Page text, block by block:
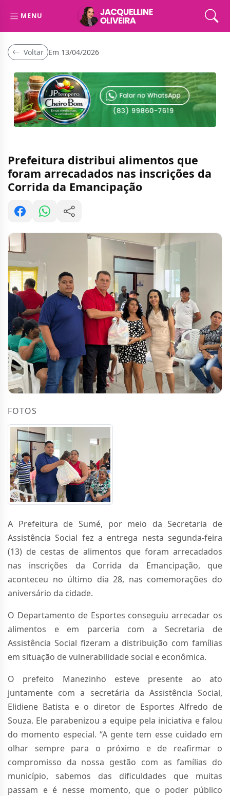
MENU
Voltar Em 13/04/2026
Prefeitura distribui alimentos que
foram arrecadados nas inscrições da
Corrida da Emancipação
FOTOS
A Prefeitura de Sumé, por meio da Secretaria de
Assistência Social fez a entrega nesta segunda-feira
(13) de cestas de alimentos que foram arrecadados
nas inscrições da Corrida da Emancipação, que
aconteceu no último dia 28, nas comemorações do
aniversário da cidade.
O Departamento de Esportes conseguiu arrecadar os
alimentos e em parceria com a Secretaria de
Assistência Social fizeram a distribuição com famílias
em situação de vulnerabilidade social e econômica.
O prefeito Manezinho esteve presente ao ato
juntamente com a secretária da Assistência Social,
Elidiene Batista e o diretor de Esportes Alfredo de
Souza. Ele parabenizou a equipe pela iniciativa e falou
do momento especial. “A gente tem esse cuidado em
olhar sempre para o próximo e de reafirmar o
compromisso da nossa gestão com as famílias do
município, sabemos das dificuldades que muitas
passam e é nesse momento, que o poder público